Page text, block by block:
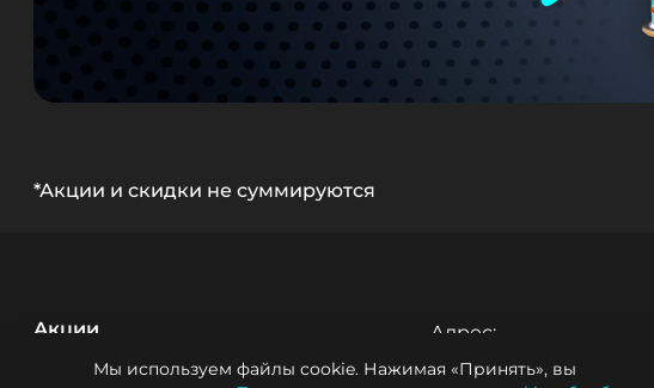
*Акции и скидки не суммируются
Акции
Адрес:
г. Тюмень, Пермякова, 1
Мы используем файлы cookie. Нажимая «Принять», вы